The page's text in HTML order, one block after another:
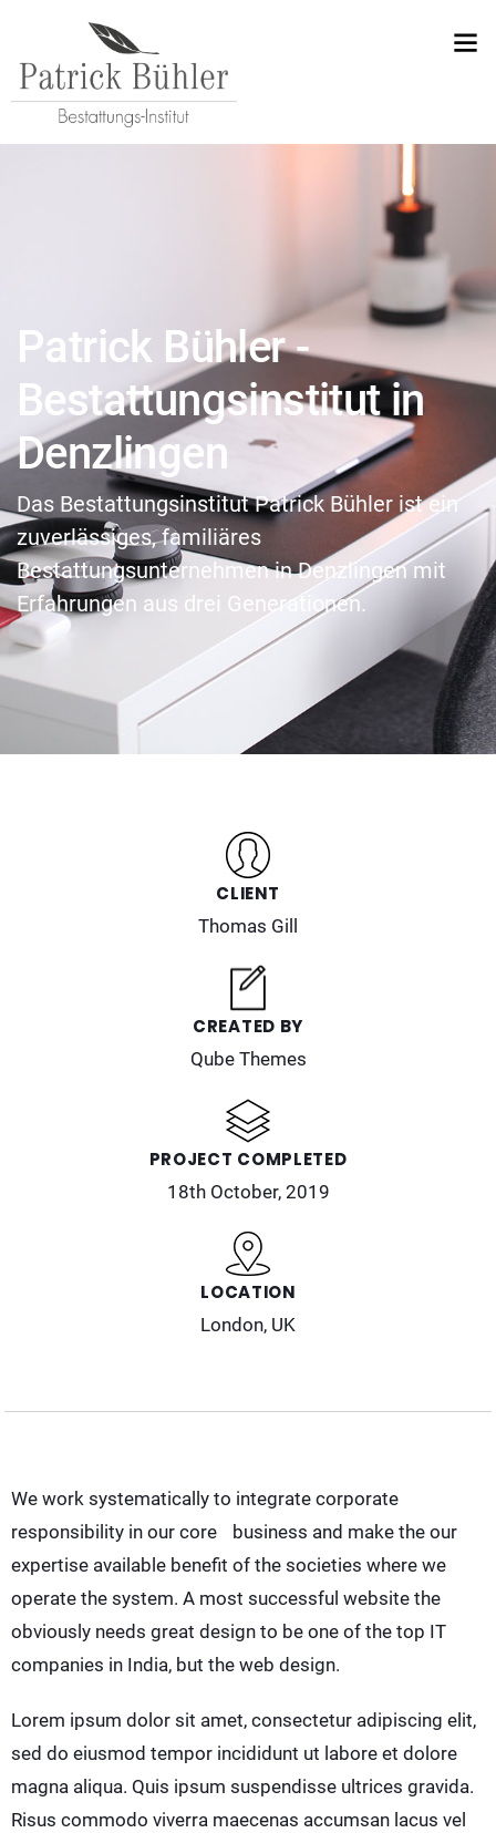
Patrick Bühler -
Bestattungsinstitut in
Denzlingen
Das Bestattungsinstitut Patrick Bühler ist ein
zuverlässiges, familiäres
Bestattungsunternehmen in Denzlingen mit
Erfahrungen aus drei Generationen.
CLIENT
Thomas Gill
CREATED BY
Qube Themes
PROJECT COMPLETED
18th October, 2019
LOCATION
London, UK
We work systematically to integrate corporate
responsibility in our core business and make the our
expertise available benefit of the societies where we
operate the system. A most successful website the
obviously needs great design to be one of the top IT
companies in India, but the web design.
Lorem ipsum dolor sit amet, consectetur adipiscing elit,
sed do eiusmod tempor incididunt ut labore et dolore
magna aliqua. Quis ipsum suspendisse ultrices gravida.
Risus commodo viverra maecenas accumsan lacus vel